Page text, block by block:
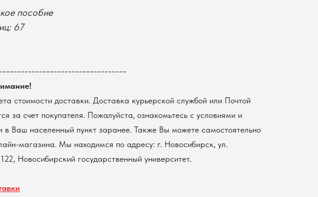
пособие
67
стоимости доставки. Доставка курьерской службой или Почтой
за счет покупателя. Пожалуйста, ознакомьтесь с условиями и
в Ваш населенный пункт заранее. Также Вы можете самостоятельно
магазина. Мы находимся по адресу: г. Новосибирск, ул.
Новосибирский государственный университет.